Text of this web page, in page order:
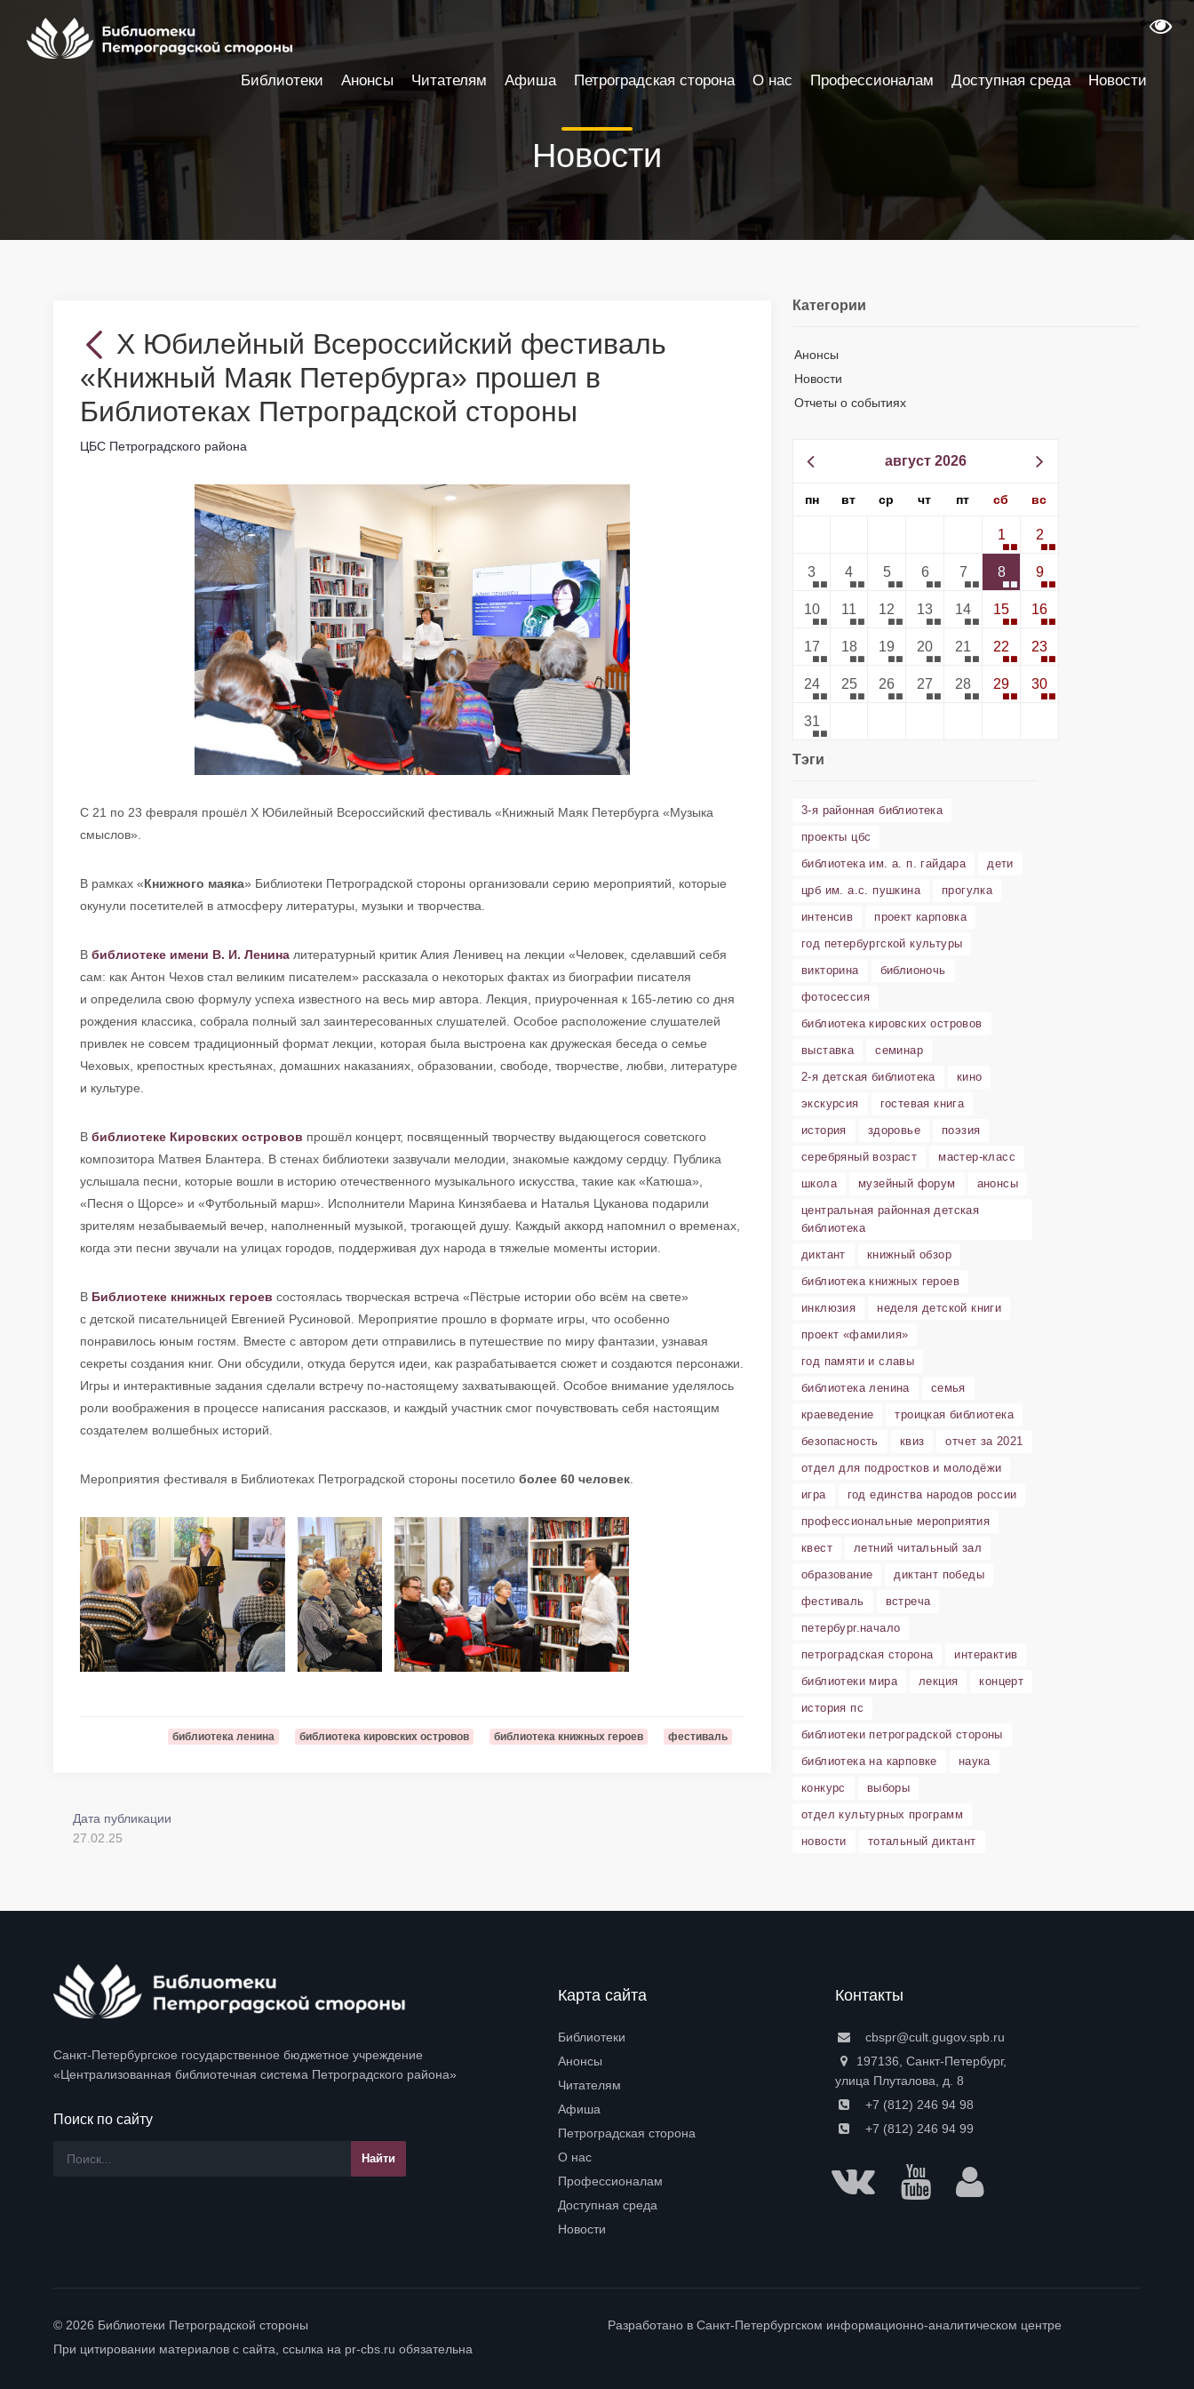
Новости
X Юбилейный Всероссийский фестиваль
«Книжный Маяк Петербурга» прошел в
Библиотеках Петроградской стороны
ЦБС Петроградского района
С 21 по 23 февраля прошёл X Юбилейный Всероссийский фестиваль «Книжный Маяк Петербурга «Музыка
смыслов».
В рамках «Книжного маяка» Библиотеки Петроградской стороны организовали серию мероприятий, которые
окунули посетителей в атмосферу литературы, музыки и творчества.
В библиотеке имени В. И. Ленина литературный критик Алия Ленивец на лекции «Человек, сделавший себя
сам: как Антон Чехов стал великим писателем» рассказала о некоторых фактах из биографии писателя
и определила свою формулу успеха известного на весь мир автора. Лекция, приуроченная к 165-летию со дня
рождения классика, собрала полный зал заинтересованных слушателей. Особое расположение слушателей
привлек не совсем традиционный формат лекции, которая была выстроена как дружеская беседа о семье
Чеховых, крепостных крестьянах, домашних наказаниях, образовании, свободе, творчестве, любви, литературе
и культуре.
В библиотеке Кировских островов прошёл концерт, посвященный творчеству выдающегося советского
композитора Матвея Блантера. В стенах библиотеки зазвучали мелодии, знакомые каждому сердцу. Публика
услышала песни, которые вошли в историю отечественного музыкального искусства, такие как «Катюша»,
«Песня о Щорсе» и «Футбольный марш». Исполнители Марина Кинзябаева и Наталья Цуканова подарили
зрителям незабываемый вечер, наполненный музыкой, трогающей душу. Каждый аккорд напомнил о временах,
когда эти песни звучали на улицах городов, поддерживая дух народа в тяжелые моменты истории.
В Библиотеке книжных героев состоялась творческая встреча «Пёстрые истории обо всём на свете»
с детской писательницей Евгенией Русиновой. Мероприятие прошло в формате игры, что особенно
понравилось юным гостям. Вместе с автором дети отправились в путешествие по миру фантазии, узнавая
секреты создания книг. Они обсудили, откуда берутся идеи, как разрабатывается сюжет и создаются персонажи.
Игры и интерактивные задания сделали встречу по-настоящему захватывающей. Особое внимание уделялось
роли воображения в процессе написания рассказов, и каждый участник смог почувствовать себя настоящим
создателем волшебных историй.
Мероприятия фестиваля в Библиотеках Петроградской стороны посетило более 60 человек
библиотека ленина библиотека кировских островов библиотека книжных героев фестиваль
Дата публикации
27.02.25
Категории
Анонсы
Новости
Отчеты о событиях
август 2026
пн вт ср чт пт сб вс
1 2
3 4 5 6 7 8 9
10 11 12 13 14 15 16
17 18 19 20 21 22 23
24 25 26 27 28 29 30
31
Тэги
3-я районная библиотека
проекты цбс
библиотека им. а. п. гайдара
дети
црб им. а.с. пушкина
прогулка
интенсив
проект карповка
год петербургской культуры
викторина
библионочь
фотосессия
библиотека кировских островов
выставка
семинар
2-я детская библиотека
кино
экскурсия
гостевая книга
история
здоровье
поэзия
серебряный возраст
мастер-класс
школа
музейный форум
анонсы
центральная районная детская
библиотека
диктант
книжный обзор
библиотека книжных героев
инклюзия
неделя детской книги
проект «фамилия»
год памяти и славы
библиотека ленина
семья
краеведение
троицкая библиотека
безопасность
квиз
отчет за 2021
отдел для подростков и молодёжи
игра
год единства народов россии
профессиональные мероприятия
квест
летний читальный зал
образование
диктант победы
фестиваль
встреча
петербург.начало
петроградская сторона
интерактив
библиотеки мира
лекция
концерт
история пс
библиотеки петроградской стороны
библиотека на карповке
наука
конкурс
выборы
отдел культурных программ
новости
тотальный диктант
Санкт-Петербургское государственное бюджетное учреждение
«Централизованная библиотечная система Петроградского района»
Поиск по сайту
Карта сайта
Библиотеки
Анонсы
Читателям
Афиша
Петроградская сторона
О нас
Профессионалам
Доступная среда
Новости
Контакты
cbspr@cult.gugov.spb.ru
197136, Санкт-Петербург,
улица Плуталова, д. 8
+7 (812) 246 94 98
+7 (812) 246 94 99
© 2026 Библиотеки Петроградской стороны
При цитировании материалов с сайта, ссылка на pr-cbs.ru обязательна
Разработано в Санкт-Петербургском информационно-аналитическом центре
Библиотеки Анонсы Читателям Афиша Петроградская сторона О нас Профессионалам Доступная среда Новости
Настройки доступности